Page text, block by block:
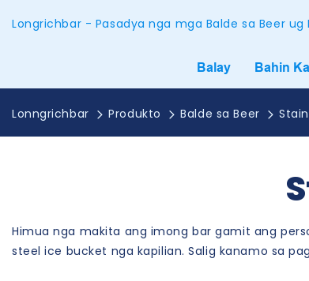
Longrichbar - Pasadya nga mga Balde sa Beer ug
Balay Bahin
Lonngrichbar Produkto Balde sa Beer
Himua nga makita ang imong bar gamit ang
steel ice bucket nga kapilian. Salig kanamo sa